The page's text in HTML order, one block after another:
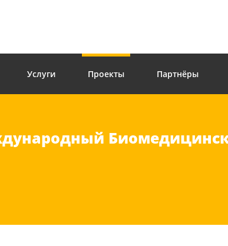
Услуги Проекты Партнёры